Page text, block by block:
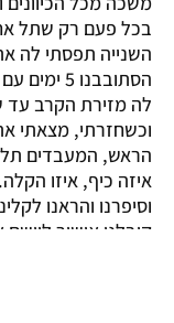
בכל פעם רק שתל
השנייה תפסתי לה
הסתובבנו 5
לה מזירת הקרב עד
וכשחזרתי, מצאתי
הראש, המעבדים
איזה כיף, איזו
וסיפרנו והראנו
קיבלנו אישור ליישם